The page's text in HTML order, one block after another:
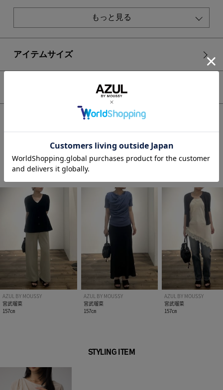
※画像の商品はサンプルです。実際の商品と仕様、加工が若干
り、実物と色味が異なる場合がございます。
※着用、お取り扱いの際は、アテンションタグをご確認くださ
もっと見る
アイテムサイズ
アクセサリー
ネックレス
STAFF COORDINATE
AZUL BY MOUSSY
宮武瑠菜
157㎝
AZUL BY MOUSSY
宮武瑠菜
157㎝
AZUL BY MOUSSY
宮武瑠菜
157㎝
STYLING ITEM